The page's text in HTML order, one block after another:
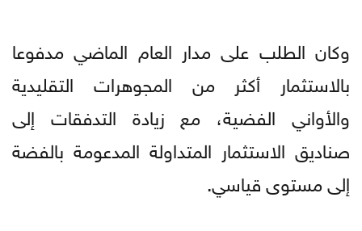
وكان الطلب على مدار العام الماضي مدفوعا
بالاستثمار أكثر من المجوهرات التقليدية
والأواني الفضية، مع زيادة التدفقات إلى
صناديق الاستثمار المتداولة المدعومة بالفضة
إلى مستوى قياسي.